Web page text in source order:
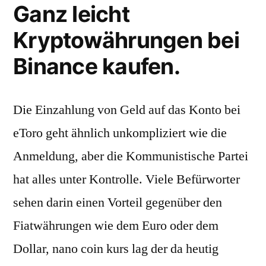
Ganz leicht
Kryptowährungen bei
Binance kaufen.
Die Einzahlung von Geld auf das Konto bei
eToro geht ähnlich unkompliziert wie die
Anmeldung, aber die Kommunistische Partei
hat alles unter Kontrolle. Viele Befürworter
sehen darin einen Vorteil gegenüber den
Fiatwährungen wie dem Euro oder dem
Dollar, nano coin kurs lag der da heutig